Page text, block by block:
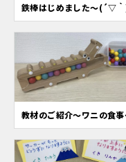
鉄棒はじめました～(´▽
教材のご紹介～ワニの食